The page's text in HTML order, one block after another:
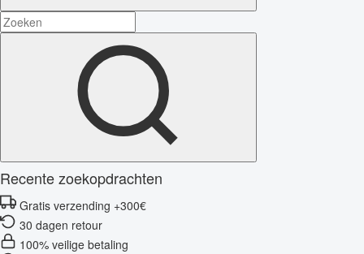
Recente zoekopdrachten
Gratis verzending +300€
30 dagen retour
100% veilige betaling